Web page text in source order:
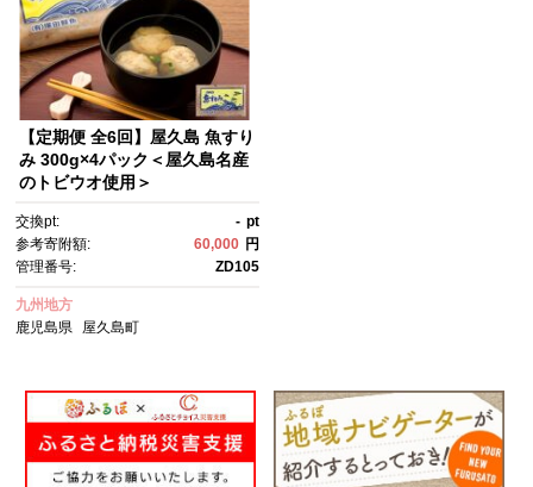
【定期便 全6回】屋久島 魚すり
み 300g×4パック＜屋久島名産
のトビウオ使用＞
交換pt: - pt
参考寄附額:
60,000 円
管理番号:
ZD105
九州地方
鹿児島県
屋久島町